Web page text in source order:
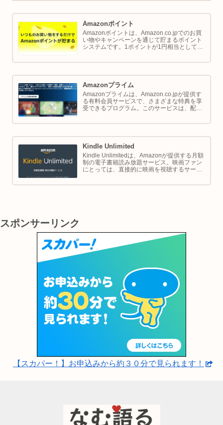
Amazonポイント
Amazonポイントは、Amazon.co.jpでのお買
い物やキャンペーンを通じて貯まるポイント
システムです。1ポイントが1円相当として、
では Amazon ポイントの使い方と貯め方を解
Amazonプライム
Amazonプライムは、Amazon.co.jpが提供す
る有料会員サービスで、さまざまな特典を享
受できるプログラム。このサービスは、配送
実、さらには限定割引までをカバーし、日常
Kindle Unlimited
Kindle Unlimitedは、Amazonが提供する月額
制の電子書籍読み放題サービス。映画ファン
にとっては、直接的に映画を視聴するサービ
理解し、楽しむための間接的なツールとして
スポンサーリンク
【スカパー！】お申込みから約３０分で見られます！